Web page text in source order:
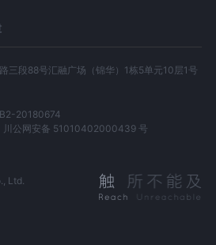
三段88号汇融广场（锦华）1栋5单元10层1号
20180674
川公网安备 51010402000439 号
Ltd.